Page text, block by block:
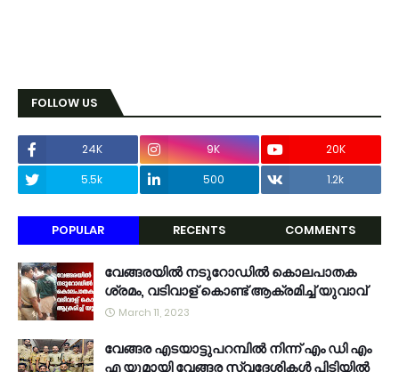
FOLLOW US
24K 9K
20K
5.5k
500 1.2k
POPULAR RECENTS COMMENTS
വേങ്ങരയിൽ നടുറോഡിൽ കൊലപാതക
ശ്രമം, വടിവാള് കൊണ്ട് ആക്രമിച്ച് യുവാവ്
March 11, 2023
വേങ്ങര എടയാട്ടുപറമ്പിൽ നിന്ന് എം ഡി എം
എ യുമായി വേങ്ങര സ്വദേശികൾ പിടിയിൽ